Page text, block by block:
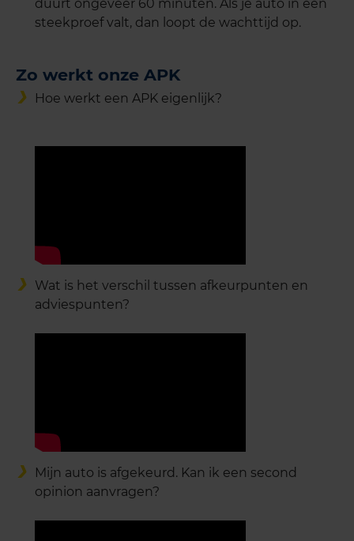
duurt ongeveer 60 minuten. Als je auto in een
steekproef valt, dan loopt de wachttijd op.
Zo werkt onze APK
Hoe werkt een APK eigenlijk?
Wat is het verschil tussen afkeurpunten en
adviespunten?
Mijn auto is afgekeurd. Kan ik een second
opinion aanvragen?